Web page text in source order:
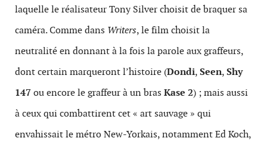
laquelle le réalisateur Tony Silver choisit de braquer sa
caméra. Comme dans Writers, le film choisit la
neutralité en donnant à la fois la parole aux graffeurs,
dont certain marqueront l’histoire (Dondi,Seen,Shy
147ou encore le graffeur à un bras Kase 2) ; mais aussi
à ceux qui combattirent cet « art sauvage » qui
envahissait le métro New-Yorkais, notamment Ed Koch,